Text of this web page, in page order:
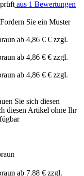
aus 1 Bewertungen
Sie ein Muster
Sie sich diesen
diesen Artikel ohne Ihr